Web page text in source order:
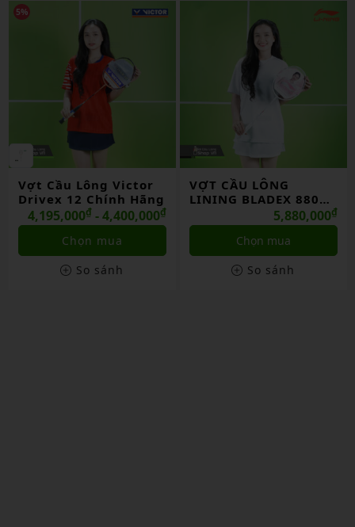
VỢT CẦU LÔNG
LINING BLADEX 880
SHIDA 2026 CHÍNH
HÃNG
5,880,000₫
Chọn mua
So sánh
VỢT CẦU LÔNG
HUNDRED NANO NEO
7000 CHÍNH HÃNG
1,499,000₫
Liên hệ
So sánh